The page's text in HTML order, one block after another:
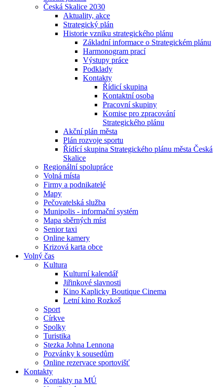
Česká Skalice 2030
Aktuality, akce
Strategický plán
Historie vzniku strategického plánu
Základní informace o Strategickém plánu
Harmonogram prací
Výstupy práce
Podklady
Kontakty
Řídicí skupina
Kontaktní osoba
Pracovní skupiny
Komise pro zpracování
Strategického plánu
Akční plán města
Plán rozvoje sportu
Řídící skupina Strategického plánu města Česká
Skalice
Regionální spolupráce
Volná místa
Firmy a podnikatelé
Mapy
Pečovatelská služba
Munipolis - informační systém
Mapa sběrných míst
Senior taxi
Online kamery
Krizová karta obce
Volný čas
Kultura
Kulturní kalendář
Jiřinkové slavnosti
Kino Kaplicky Boutique Cinema
Letní kino Rozkoš
Sport
Církve
Spolky
Turistika
Stezka Johna Lennona
Pozvánky k sousedům
Online rezervace sportovišť
Kontakty
Kontakty na MÚ